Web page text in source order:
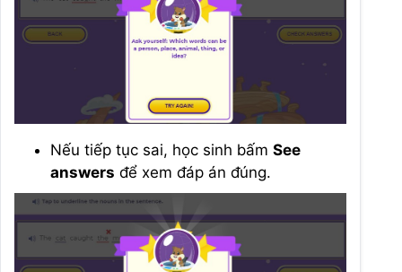
Nếu tiếp tục sai, học sinh bấm See
answers để xem đáp án đúng.